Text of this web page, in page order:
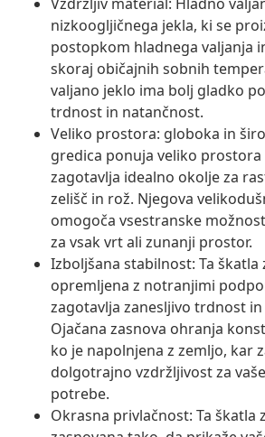
nizkoogljičnega jekla, ki se
postopkom hladnega valjanja
skoraj običajnih sobnih
valjano jeklo ima bolj gladko
trdnost in natančnost.
Veliko prostora: globoka in
gredica ponuja veliko prostora
zagotavlja idealno okolje za
zelišč in rož. Njegova
omogoča vsestranske
za vsak vrt ali zunanji prostor.
Izboljšana stabilnost: Ta škatla
opremljena z notranjimi
zagotavlja zanesljivo trdnost
Ojačana zasnova ohranja
ko je napolnjena z zemljo, kar
dolgotrajno vzdržljivost za
potrebe.
Okrasna privlačnost: Ta škatla